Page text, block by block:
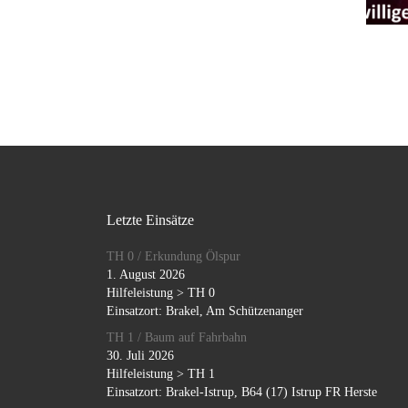
Letzte Einsätze
TH 0 / Erkundung Ölspur
1. August 2026
Hilfeleistung > TH 0
Einsatzort: Brakel, Am Schützenanger
TH 1 / Baum auf Fahrbahn
30. Juli 2026
Hilfeleistung > TH 1
Einsatzort: Brakel-Istrup, B64 (17) Istrup FR Herste